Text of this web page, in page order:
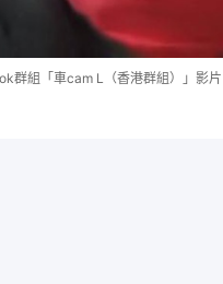
群組「車cam L（香港群組）」影片